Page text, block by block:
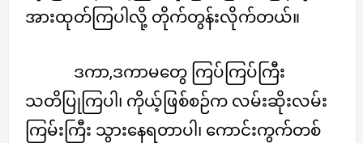
အားထုတ်ကြပါလို့ တိုက်တွန်းလိုက်တယ်။
ဒကာ,ဒကာမတွေ ကြပ်ကြပ်ကြီး
သတိပြုကြပါ၊ ကိုယ့်ဖြစ်စဉ်က လမ်းဆိုးလမ်း
ကြမ်းကြီး သွားနေရတာပါ၊ ကောင်းကွက်တစ်